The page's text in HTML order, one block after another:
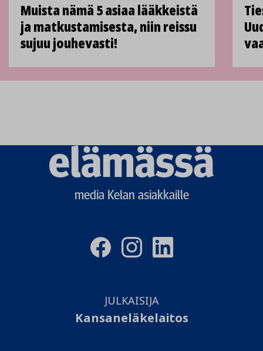
Muista nämä 5 asiaa lääkkeistä
ja matkustamisesta, niin reissu
sujuu jouhevasti!
Elämässä
logo
media Kelan asiakkaille
JULKAISIJA
Kansaneläkelaitos